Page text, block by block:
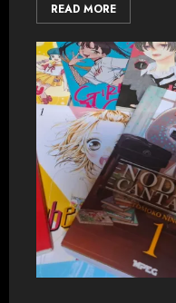
READ MORE